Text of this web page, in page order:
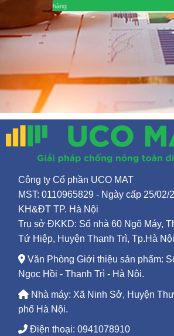
hàng
Công ty Cổ phần UCO MAT
MST: 0110965829 - Ngày cấp 25/
KH&ĐT TP. Hà Nội
Trụ sở ĐKKD: Số nhà 60 Ngõ Máy,
Tứ Hiệp, Huyện Thanh Trì, Tp.Hà Nội
Văn Phòng Giới thiệu sản phẩm:
Ngọc Hồi - Thanh Trì - Hà Nội.
Nhà máy: Xã Ninh Sở, Huyện
phố Hà Nội.
Điện thoại: 0941078910